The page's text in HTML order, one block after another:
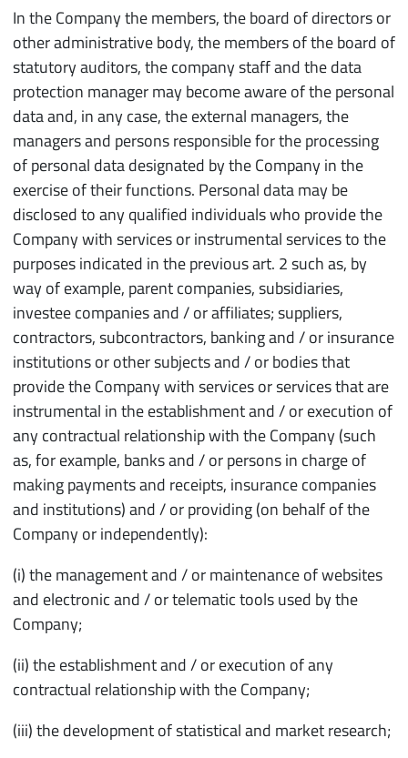
In the Company the members, the board of directors or
other administrative body, the members of the board of
statutory auditors, the company staff and the data
protection manager may become aware of the personal
data and, in any case, the external managers, the
managers and persons responsible for the processing
of personal data designated by the Company in the
exercise of their functions. Personal data may be
disclosed to any qualified individuals who provide the
Company with services or instrumental services to the
purposes indicated in the previous art. 2 such as, by
way of example, parent companies, subsidiaries,
investee companies and / or affiliates; suppliers,
contractors, subcontractors, banking and / or insurance
institutions or other subjects and / or bodies that
provide the Company with services or services that are
instrumental in the establishment and / or execution of
any contractual relationship with the Company (such
as, for example, banks and / or persons in charge of
making payments and receipts, insurance companies
and institutions) and / or providing (on behalf of the
Company or independently):
(i) the management and / or maintenance of websites
and electronic and / or telematic tools used by the
Company;
(ii) the establishment and / or execution of any
contractual relationship with the Company;
(iii) the development of statistical and market research;